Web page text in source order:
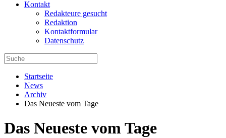
Kontakt
Redakteure gesucht
Redaktion
Kontaktformular
Datenschutz
Startseite
News
Archiv
Das Neueste vom Tage
Das Neueste vom Tage